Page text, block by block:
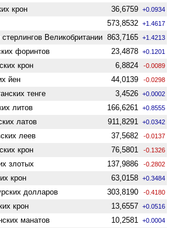
крон 36,6759 +0.0934
573,8532 +1.4617
Велико­британии 863,7165 +1.4213
форинтов 23,4878 +0.1201
крон 6,8824 -0.0089
йен 44,0139 -0.0298
тенге 3,4526 +0.0002
литов 166,6261 +0.8555
латов 911,8291 +0.0342
леев 37,5682 -0.0137
крон 76,5801 -0.1326
злотых 137,9886 -0.2802
крон 63,0158 +0.3484
долларов 303,8190 -0.4180
крон 13,6557 +0.0516
манатов 10,2581 +0.0004